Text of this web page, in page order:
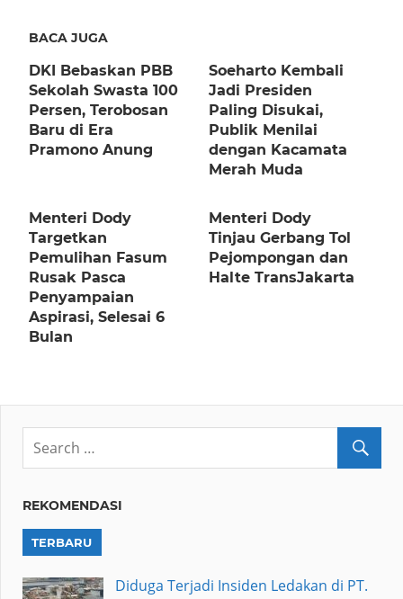
BACA JUGA
DKI Bebaskan PBB
Sekolah Swasta 100
Persen, Terobosan
Baru di Era
Pramono Anung
Soeharto Kembali
Jadi Presiden
Paling Disukai,
Publik Menilai
dengan Kacamata
Merah Muda
Menteri Dody
Targetkan
Pemulihan Fasum
Rusak Pasca
Penyampaian
Aspirasi, Selesai 6
Bulan
Menteri Dody
Tinjau Gerbang Tol
Pejompongan dan
Halte TransJakarta
REKOMENDASI
TERBARU
Diduga Terjadi Insiden Ledakan di PT.